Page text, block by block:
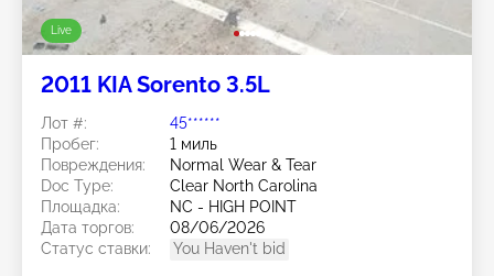
Live
2011 KIA Sorento 3.5L
Лот #:
45******
Пробег:
1 миль
Повреждения:
Normal Wear & Tear
Doc Type:
Clear North Carolina
Площадка:
NC - HIGH POINT
Дата торгов:
08/06/2026
Статус ставки:
You Haven't bid